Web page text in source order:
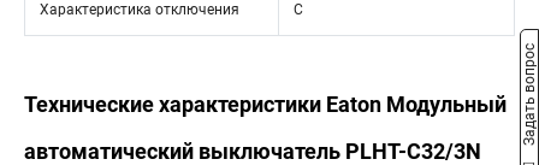
Характеристика отключения C
Технические характеристики Eaton Модульный
автоматический выключатель PLHT-C32/3N
Задать вопрос